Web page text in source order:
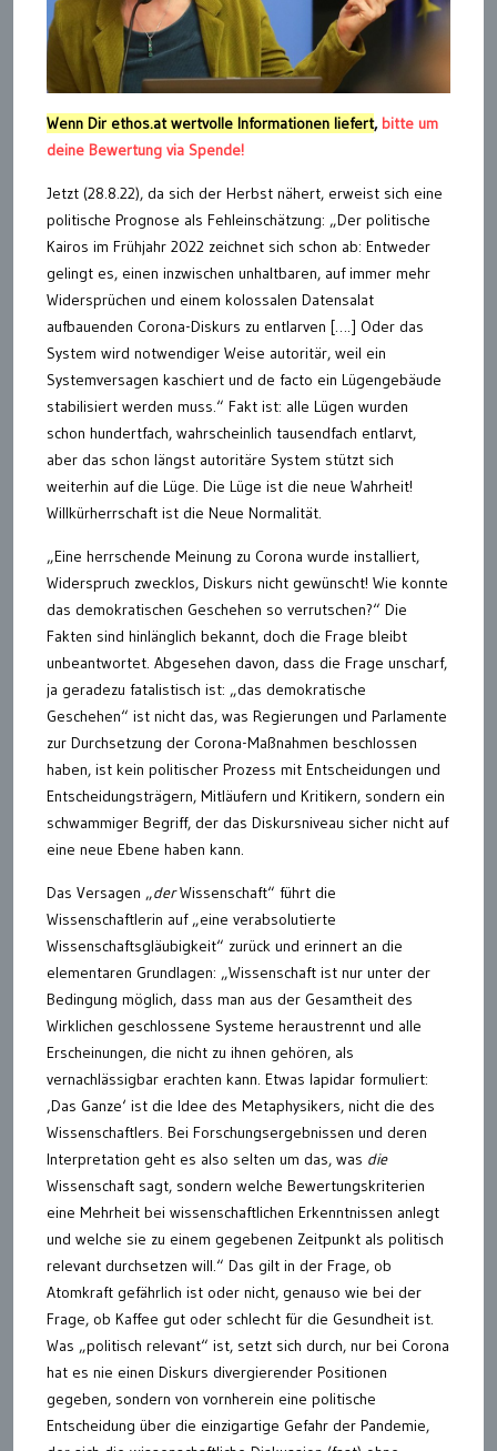
Wenn Dir ethos.at wertvolle Informationen liefert, bitte um
deine Bewertung via Spende!
Jetzt (28.8.22), da sich der Herbst nähert, erweist sich eine
politische Prognose als Fehleinschätzung: „Der politische
Kairos im Frühjahr 2022 zeichnet sich schon ab: Entweder
gelingt es, einen inzwischen unhaltbaren, auf immer mehr
Widersprüchen und einem kolossalen Datensalat
aufbauenden Corona-Diskurs zu entlarven [….] Oder das
System wird notwendiger Weise autoritär, weil ein
Systemversagen kaschiert und de facto ein Lügengebäude
stabilisiert werden muss.“ Fakt ist: alle Lügen wurden
schon hundertfach, wahrscheinlich tausendfach entlarvt,
aber das schon längst autoritäre System stützt sich
weiterhin auf die Lüge. Die Lüge ist die neue Wahrheit!
Willkürherrschaft ist die Neue Normalität.
„Eine herrschende Meinung zu Corona wurde installiert,
Widerspruch zwecklos, Diskurs nicht gewünscht! Wie konnte
das demokratischen Geschehen so verrutschen?“ Die
Fakten sind hinlänglich bekannt, doch die Frage bleibt
unbeantwortet. Abgesehen davon, dass die Frage unscharf,
ja geradezu fatalistisch ist: „das demokratische
Geschehen“ ist nicht das, was Regierungen und Parlamente
zur Durchsetzung der Corona-Maßnahmen beschlossen
haben, ist kein politischer Prozess mit Entscheidungen und
Entscheidungsträgern, Mitläufern und Kritikern, sondern ein
schwammiger Begriff, der das Diskursniveau sicher nicht auf
eine neue Ebene haben kann.
Das Versagen „derWissenschaft“ führt die
Wissenschaftlerin auf „eine verabsolutierte
Wissenschaftsgläubigkeit“ zurück und erinnert an die
elementaren Grundlagen: „Wissenschaft ist nur unter der
Bedingung möglich, dass man aus der Gesamtheit des
Wirklichen geschlossene Systeme heraustrennt und alle
Erscheinungen, die nicht zu ihnen gehören, als
vernachlässigbar erachten kann. Etwas lapidar formuliert:
‚Das Ganze‘ ist die Idee des Metaphysikers, nicht die des
Wissenschaftlers. Bei Forschungsergebnissen und deren
Interpretation geht es also selten um das, was die
Wissenschaft sagt, sondern welche Bewertungskriterien
eine Mehrheit bei wissenschaftlichen Erkenntnissen anlegt
und welche sie zu einem gegebenen Zeitpunkt als politisch
relevant durchsetzen will.“ Das gilt in der Frage, ob
Atomkraft gefährlich ist oder nicht, genauso wie bei der
Frage, ob Kaffee gut oder schlecht für die Gesundheit ist.
Was „politisch relevant“ ist, setzt sich durch, nur bei Corona
hat es nie einen Diskurs divergierender Positionen
gegeben, sondern von vornherein eine politische
Entscheidung über die einzigartige Gefahr der Pandemie,